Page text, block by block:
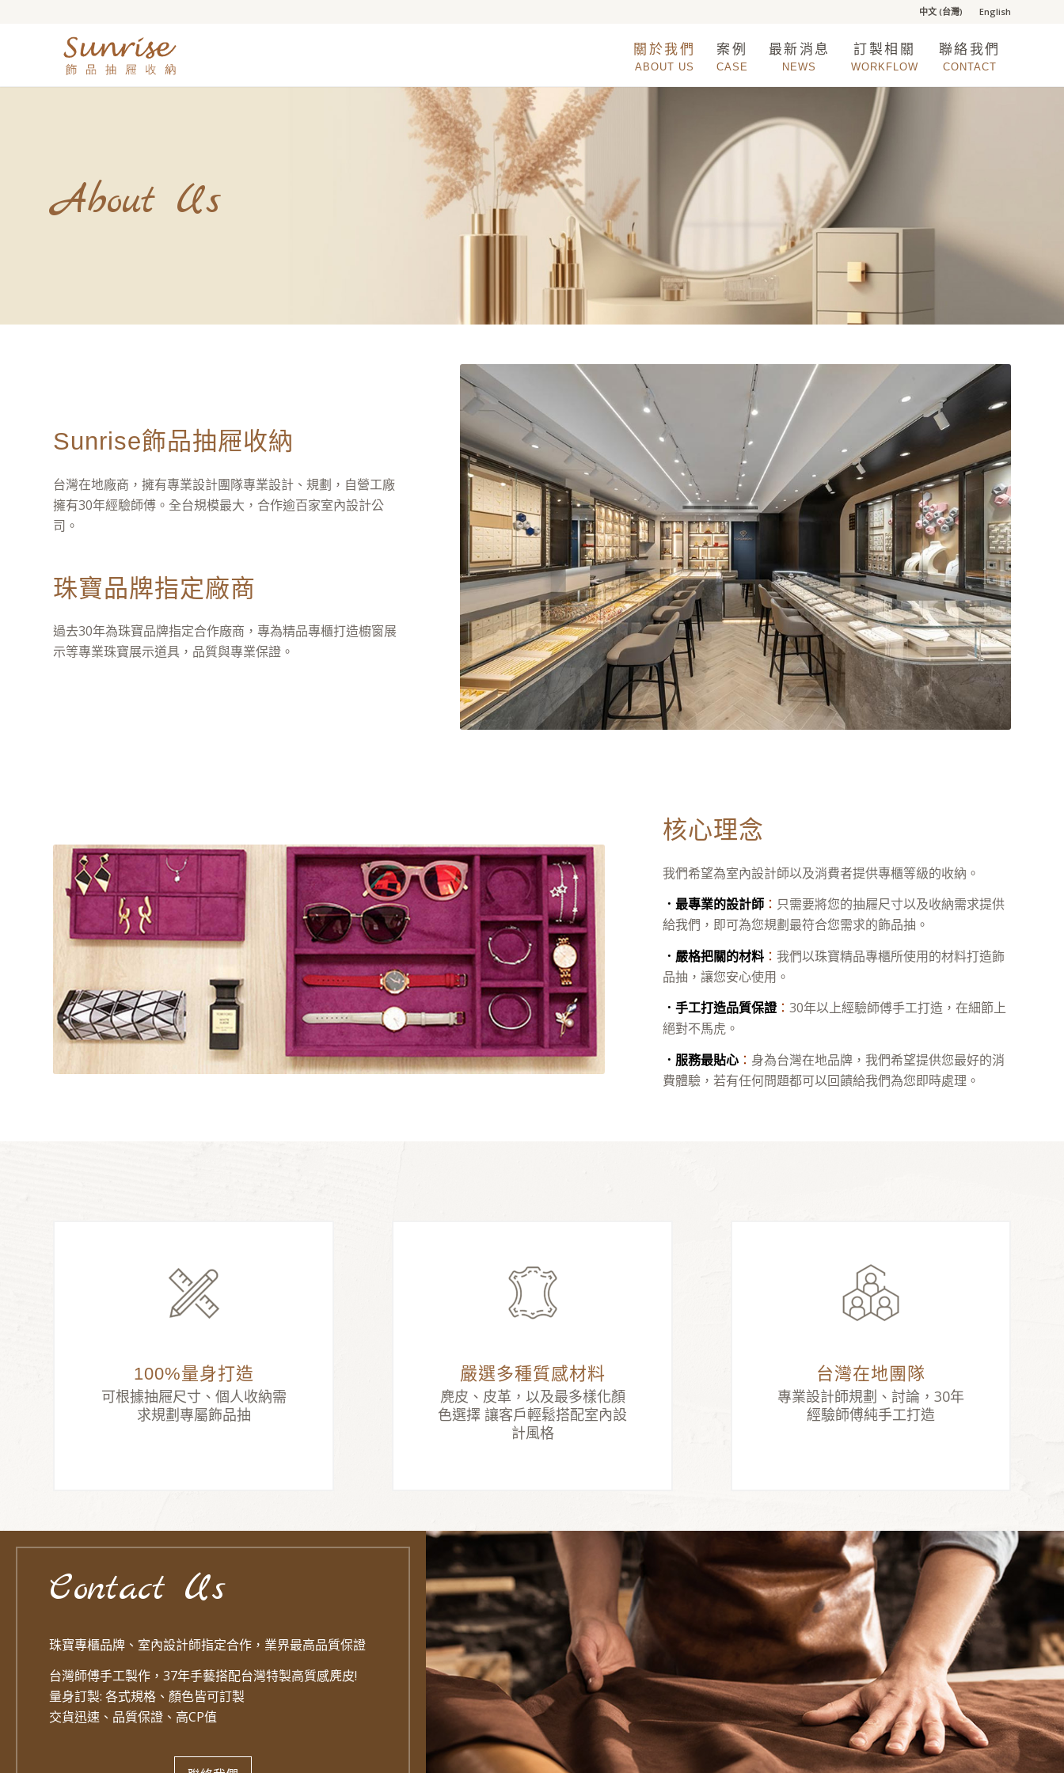
中文 (台灣) English
關於我們
ABOUT US
案例
CASE
最新消息
NEWS
訂製相關
WORKFLOW
聯絡我們
CONTACT
About Us
Sunrise飾品抽屜收納
台灣在地廠商，擁有專業設計團隊專業設計、規劃，自營工廠
擁有30年經驗師傅。全台規模最大，合作逾百家室內設計公
司。
珠寶品牌指定廠商
過去30年為珠寶品牌指定合作廠商，專為精品專櫃打造櫥窗展
示等專業珠寶展示道具，品質與專業保證。
核心理念
我們希望為室內設計師以及消費者提供專櫃等級的收納。
．最專業的設計師 ： 只需要將您的抽屜尺寸以及收納需求提供
給我們，即可為您規劃最符合您需求的飾品抽。
．嚴格把關的材料 ： 我們以珠寶精品專櫃所使用的材料打造飾
品抽，讓您安心使用。
．手工打造品質保證： 30年以上經驗師傅手工打造，在細節上
絕對不馬虎。
．服務最貼心 ： 身為台灣在地品牌，我們希望提供您最好的消
費體驗，若有任何問題都可以回饋給我們為您即時處理。
100%量身打造
可根據抽屜尺寸、個人收納需
求規劃專屬飾品抽
嚴選多種質感材料
麂皮、皮革，以及最多樣化顏
色選擇 讓客戶輕鬆搭配室內設
計風格
台灣在地團隊
專業設計師規劃、討論，30年
經驗師傅純手工打造
Contact Us
珠寶專櫃品牌、室內設計師指定合作，業界最高品質保證
台灣師傅手工製作，37年手藝搭配台灣特製高質感麂皮!
量身訂製: 各式規格、顏色皆可訂製
交貨迅速、品質保證、高CP值